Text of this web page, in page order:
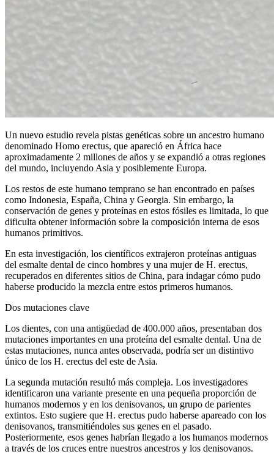
Un nuevo estudio revela pistas genéticas sobre un ancestro humano
denominado Homo erectus, que apareció en África hace
aproximadamente 2 millones de años y se expandió a otras regiones
del mundo, incluyendo Asia y posiblemente Europa.
Los restos de este humano temprano se han encontrado en países
como Indonesia, España, China y Georgia. Sin embargo, la
conservación de genes y proteínas en estos fósiles es limitada, lo que
dificulta obtener información sobre la composición interna de esos
humanos primitivos.
En esta investigación, los científicos extrajeron proteínas antiguas
del esmalte dental de cinco hombres y una mujer de H. erectus,
recuperados en diferentes sitios de China, para indagar cómo pudo
haberse producido la mezcla entre estos primeros humanos.
Dos mutaciones clave
Los dientes, con una antigüedad de 400.000 años, presentaban dos
mutaciones importantes en una proteína del esmalte dental. Una de
estas mutaciones, nunca antes observada, podría ser un distintivo
único de los H. erectus del este de Asia.
La segunda mutación resultó más compleja. Los investigadores
identificaron una variante presente en una pequeña proporción de
humanos modernos y en los denisovanos, un grupo de parientes
extintos. Esto sugiere que H. erectus pudo haberse apareado con los
denisovanos, transmitiéndoles sus genes en el pasado.
Posteriormente, esos genes habrían llegado a los humanos modernos
a través de los cruces entre nuestros ancestros y los denisovanos.